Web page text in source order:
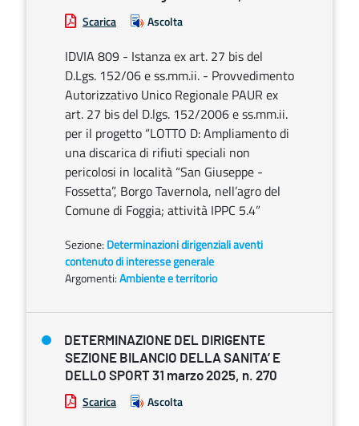
Scarica Ascolta
IDVIA 809 - Istanza ex art. 27 bis del
D.Lgs. 152/06 e ss.mm.ii. - Provvedimento
Autorizzativo Unico Regionale PAUR ex
art. 27 bis del D.lgs. 152/2006 e ss.mm.ii.
per il progetto “LOTTO D: Ampliamento di
una discarica di rifiuti speciali non
pericolosi in località “San Giuseppe -
Fossetta”, Borgo Tavernola, nell’agro del
Comune di Foggia; attività IPPC 5.4”
Sezione: Determinazioni dirigenziali aventi
contenuto di interesse generale
Argomenti:Ambiente e territorio
DETERMINAZIONE DEL DIRIGENTE
SEZIONE BILANCIO DELLA SANITA’ E
DELLO SPORT 31 marzo 2025, n. 270
Scarica Ascolta